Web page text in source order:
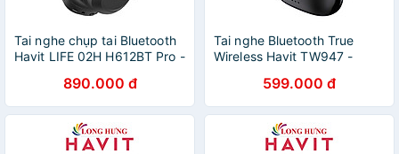
Tai nghe chụp tai Bluetooth
Havit LIFE 02H H612BT Pro -
890.000 đ
Tai nghe Bluetooth True
Wireless Havit TW947 -
599.000 đ